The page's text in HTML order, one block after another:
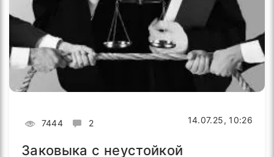
7444 2 14.07.25, 10:26
Заковыка с неустойкой